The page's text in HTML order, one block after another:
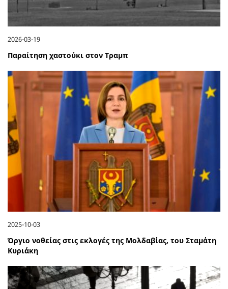
2026-03-19
Παραίτηση χαστούκι στον Τραμπ
2025-10-03
Όργιο νοθείας στις εκλογές της Μολδαβίας, του Σταμάτη
Κυριάκη